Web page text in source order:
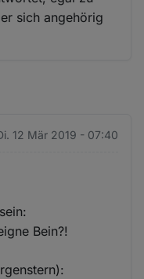
sich angehörig
12 Mär 2019 - 07:40
Bein?!